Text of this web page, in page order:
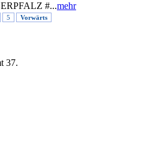
#...mehr
5 Vorwärts
37.